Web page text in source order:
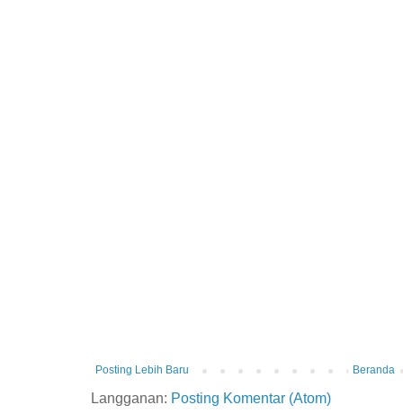
Posting Lebih Baru Beranda
Langganan: Posting Komentar (Atom)